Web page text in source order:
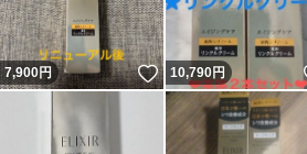
7,900円 いいね！
10,790円